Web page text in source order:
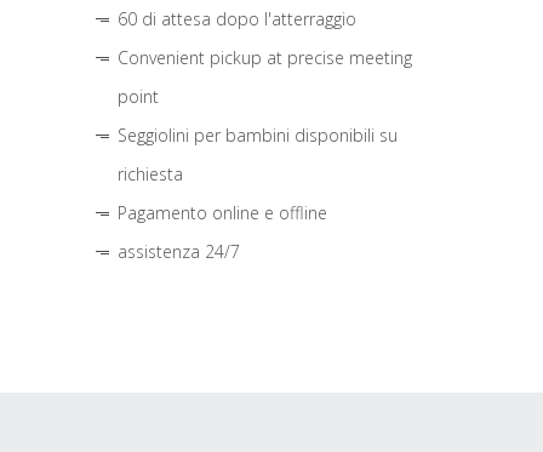
60 di attesa dopo l'atterraggio
Convenient pickup at precise meeting
point
Seggiolini per bambini disponibili su
richiesta
Pagamento online e offline
assistenza 24/7